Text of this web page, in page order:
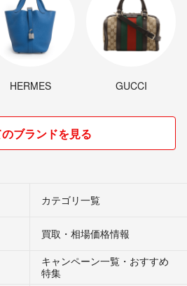
HERMES GUCCI
ブランドを見る
カテゴリ一覧
買取・相場価格情報
キャンペーン一覧・おすすめ
特集